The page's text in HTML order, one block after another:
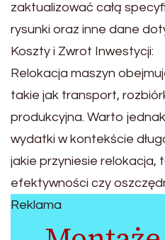
zaktualizować całą
rysunki oraz inne dane
Koszty i Zwrot Inwestycji:
Relokacja maszyn
takie jak transport,
produkcyjna. Warto
wydatki w kontekście
jakie przyniesie relokacja,
efektywności czy
Reklama